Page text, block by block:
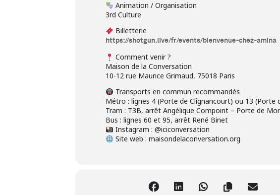
Animation / Organisation
3rd Culture
Billetterie
https://shotgun.live/fr/events/bienvenue-chez-amina
Comment venir ?
Maison de la Conversation
10-12 rue Maurice Grimaud, 75018 Paris
Transports en commun recommandés
Métro : lignes 4 (Porte de Clignancourt) ou 13 (Porte
Tram : T3B, arrêt Angélique Compoint – Porte de
Bus : lignes 60 et 95, arrêt René Binet
Instagram : @iciconversation
Site web : maisondelaconversation.org